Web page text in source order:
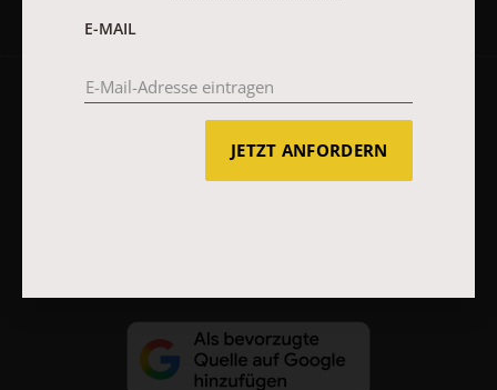
AGB und Widerrufsbelehrung Datenschutz Barrierefreiheit
Impressum
E-MAIL
JETZT ANFORDERN